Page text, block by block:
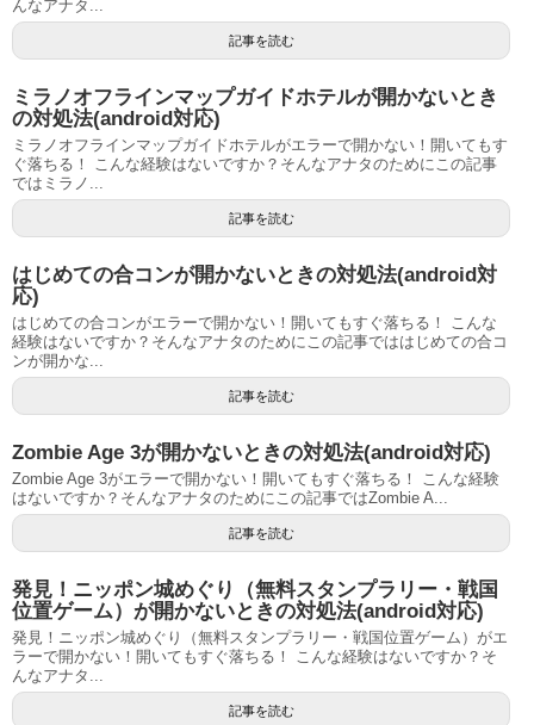
んなアナタ...
記事を読む
ミラノオフラインマップガイドホテルが開かないとき
の対処法(android対応)
ミラノオフラインマップガイドホテルがエラーで開かない！開いてもす
ぐ落ちる！ こんな経験はないですか？そんなアナタのためにこの記事
ではミラノ...
記事を読む
はじめての合コンが開かないときの対処法(android対
応)
はじめての合コンがエラーで開かない！開いてもすぐ落ちる！ こんな
経験はないですか？そんなアナタのためにこの記事でははじめての合コ
ンが開かな...
記事を読む
Zombie Age 3が開かないときの対処法(android対応)
Zombie Age 3がエラーで開かない！開いてもすぐ落ちる！ こんな経験
はないですか？そんなアナタのためにこの記事ではZombie A...
記事を読む
発見！ニッポン城めぐり（無料スタンプラリー・戦国
位置ゲーム）が開かないときの対処法(android対応)
発見！ニッポン城めぐり（無料スタンプラリー・戦国位置ゲーム）がエ
ラーで開かない！開いてもすぐ落ちる！ こんな経験はないですか？そ
んなアナタ...
記事を読む